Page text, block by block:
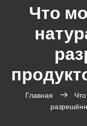
Что
Главная